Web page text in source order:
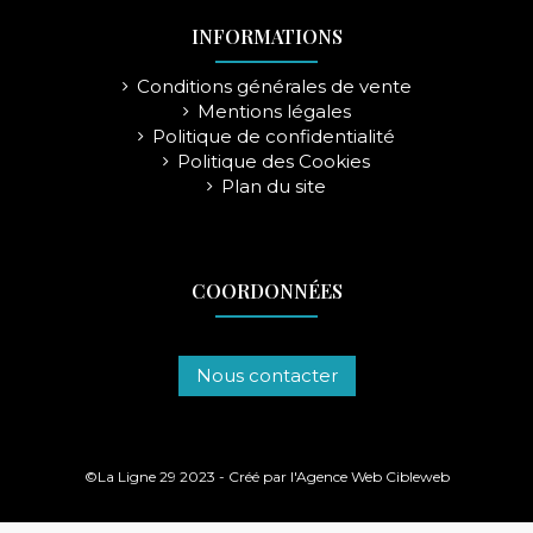
INFORMATIONS
Conditions générales de vente
Mentions légales
Politique de confidentialité
Politique des Cookies
Plan du site
COORDONNÉES
Nous contacter
©La Ligne 29 2023 - Créé par l'Agence Web Cibleweb